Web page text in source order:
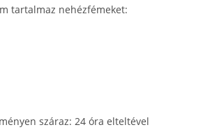
tartalmaz nehézfémeket:
száraz: 24 óra elteltével